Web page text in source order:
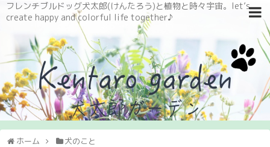
フレンチブルドッグ犬太郎(けんたろう)と植物と時々宇宙。let’s
create happy and colorful life together♪
ホーム 犬のこと